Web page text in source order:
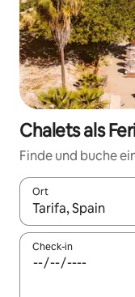
Chalets als
Finde und buche
Ort
Wenn Ergebnisse
Check-in